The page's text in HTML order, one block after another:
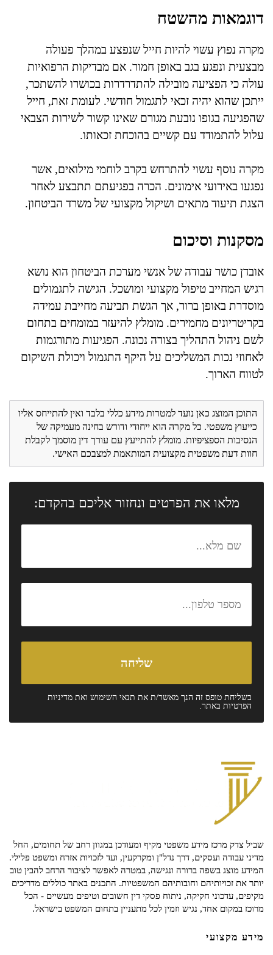
דוגמאות מהשטח
מקרה נפוץ עשוי להיות חייל שנפצע במהלך פעולה
מבצעית ונפגע בגב באופן חמור. אם מבדיקות הרפואיות
עולה כי הפציעה מובילה להתדרדרות בכושרו להשתכר,
ייתכן שהוא יהיה זכאי לתגמול חודשי. לעומת זאת, חייל
שהפגיעה בגופו נובעת מגורם שאינו קשור לשירות הצבאי
עלול להתמודד עם קשיים בהוכחת זכאותו.
מקרה נוסף עשוי להתרחש בקרב לוחמי מילואים, אשר
נפגעו באירועי אימונים. הכרה בפגיעתם תתבצע לאחר
הצגת תיעוד מתאים ושיקול מקצועי של משרד הביטחון.
מסקנות וסיכום
אובדן כושר עבודה של אנשי מערכת הביטחון הוא נושא
רגיש המחייב טיפול מקצועי ומושכל. הגישה לתגמולים
מוסדרת באופן ברור, אך הגשת תביעה מחייבת עמידה
בקריטריונים מחמירים. מומלץ להיעזר במומחים בתחום
לשם ניהול התהליך בצורה נכונה. הפגיעות מתורגמות
לאחוזי נכות המשליכים על היקף התגמול ויכולת השיקום
לטווח הארוך.
התוכן המוצג כאן נועד למטרות מידע כללי בלבד ואין להתייחס אליו
כייעוץ משפטי. כל מקרה הוא ייחודי ודורש בחינה מעמיקה של
הנסיבות הספציפיות. מומלץ להתייעץ עם עורך דין מוסמך לקבלת
חוות דעת משפטית מקצועית המותאמת למצבכם האישי.
מלאו את הפרטים ונחזור אליכם בהקדם:
בשליחת טופס זה הנך מאשר/ת את תנאי השימוש ואת מדיניות
הפרטיות באתר.
שביל צדק מרכז מידע משפטי מקיף ומעודכן במגוון רחב של תחומים, החל
מדיני עבודה ועסקים, דרך נדל"ן ומקרקעין, ועד לזכויות אזרח ומשפט פלילי.
המידע מוצג בשפה ברורה ונגישה, במטרה לאפשר לציבור הרחב להבין טוב
יותר את זכויותיהם וחובותיהם המשפטיות. התכנים באתר כוללים מדריכים
מקיפים, עדכוני חקיקה, ניתוח פסקי דין חשובים וטיפים מעשיים - הכל
מרוכז במקום אחד, נגיש וזמין לכל מתעניין בתחום המשפט בישראל.
מידע מקצועי